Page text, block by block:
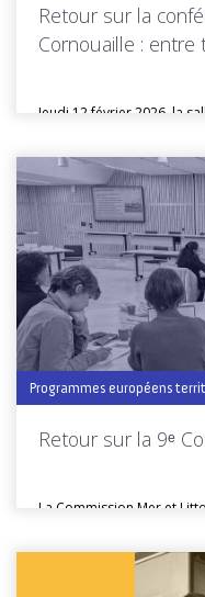
Retour sur la
Cornouaille : entre
Jeudi 12 février 2026, la
Toutes les actus de
Programmes européens
Retour sur la 9ᵉ
La Commission Mer et